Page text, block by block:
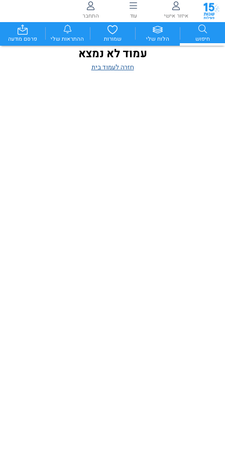
איזור אישי עוד התחבר
חיפוש הלוח שלי שמורות ההתראות שלי פרסם מודעה
עמוד לא נמצא
חזרה לעמוד בית